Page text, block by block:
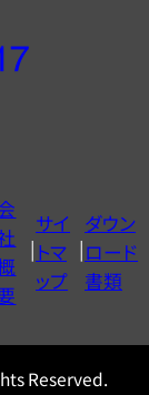
サイ
トマ
ップ
ダウン
ロード
書類
Reserved.